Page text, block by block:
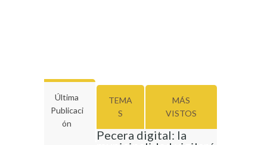
Última
Publicaci
Ón
TEMA
S
MÁS
VISTOS
Pecera digital: la